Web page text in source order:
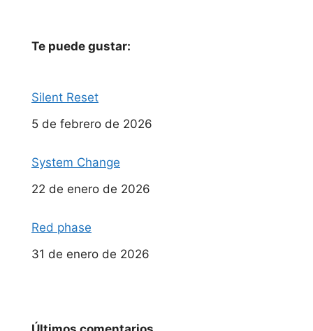
Te puede gustar:
Silent Reset
Fecha
5 de febrero de 2026
System Change
Fecha
22 de enero de 2026
Red phase
Fecha
31 de enero de 2026